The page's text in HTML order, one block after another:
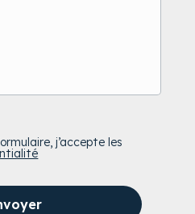
j’accepte les